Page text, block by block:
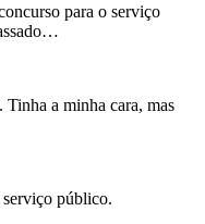
para o serviço
Tinha a minha cara, mas
serviço público.